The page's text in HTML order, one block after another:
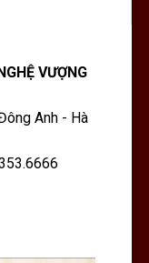
VƯỢNG
Anh - Hà